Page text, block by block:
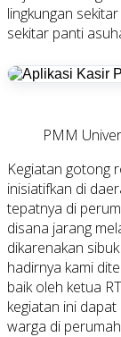
lingkungan
sekitar panti
PMM
Kegiatan gotong
inisiatifkan di
tepatnya di
disana jarang
dikarenakan
hadirnya kami
baik oleh ketua
kegiatan ini
warga di